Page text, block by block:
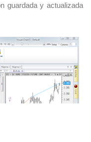
guardada y actualizada